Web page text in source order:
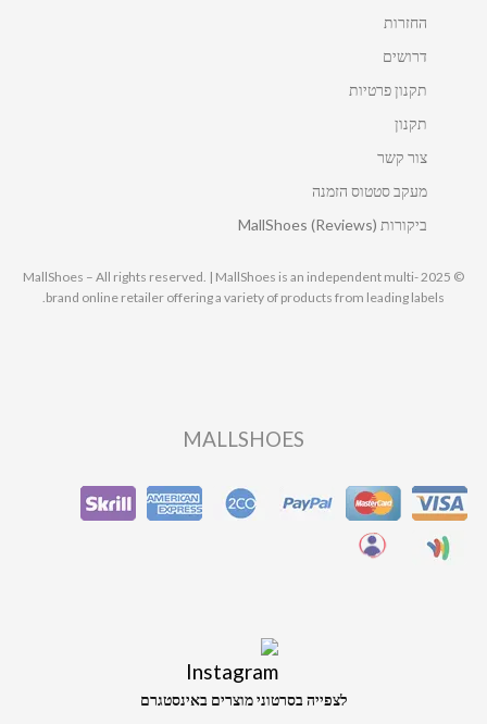
החזרות
דרושים
תקנון פרטיות
תקנון
צור קשר
מעקב סטטוס הזמנה
ביקורות MallShoes (Reviews)
© 2025 MallShoes – All rights reserved. | MallShoes is an independent multi-
brand online retailer offering a variety of products from leading labels.
MALLSHOES
לצפייה בסרטוני מוצרים באינסטגרם